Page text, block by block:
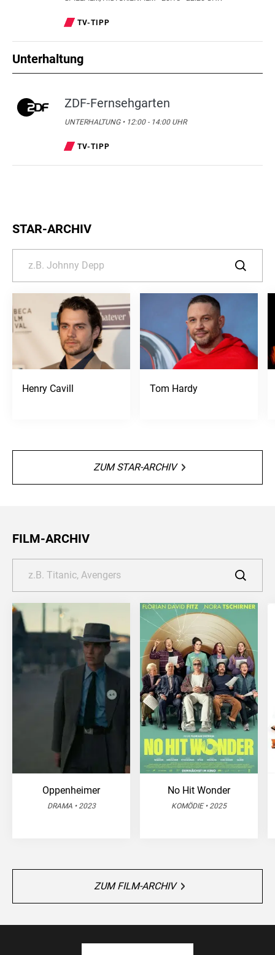
TV-TIPP
Unterhaltung
ZDF-Fernsehgarten
UNTERHALTUNG • 12:00 - 14:00 UHR
TV-TIPP
STAR-ARCHIV
Henry Cavill Tom Hardy
ZUM STAR-ARCHIV
FILM-ARCHIV
Oppenheimer
DRAMA • 2023
No Hit Wonder
KOMÖDIE • 2025
ZUM FILM-ARCHIV